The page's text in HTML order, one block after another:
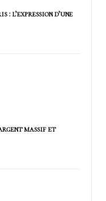
: l’expression d’une
massif et